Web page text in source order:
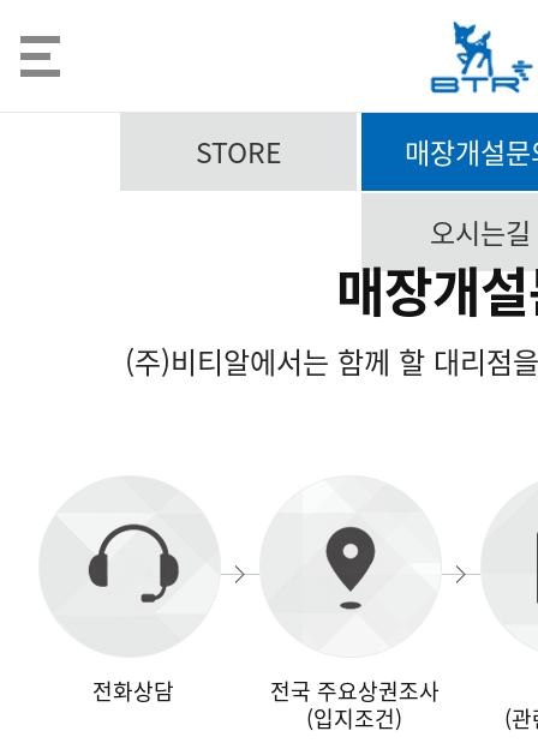
STORE
매장개설
오시는길
매장개
(주)비티알에서는 함께 할 대리점
전화상담
전국 주요상권조사
(입지조건)
(